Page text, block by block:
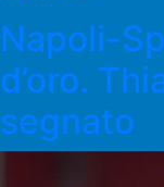
Napoli-
d’oro.
segnato